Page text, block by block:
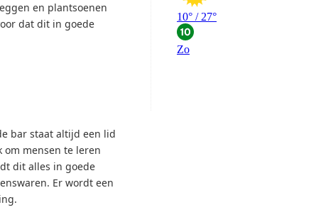
en plantsoenen
dat dit in goede
bar staat altijd een lid
om mensen te leren
dit alles in goede
Er wordt een